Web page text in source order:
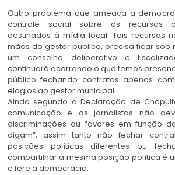
Outro problema que ameaça a
controle social sobre os recursos
destinados à mídia local. Tais recursos
mãos do gestor público, precisa ficar sob
um conselho deliberativo e
continuará ocorrendo o que temos
público fechando contratos apenas
elogios ao gestor municipal.
Ainda segundo a Declaração de
comunicação e os jornalistas não
discriminações ou favores em função
digam”, assim tanto não fechar
posições políticas diferentes ou
compartilhar a mesma posição política é
e fere a democracia.